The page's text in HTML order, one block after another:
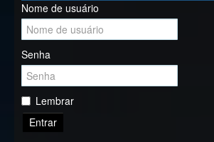
Competições
Comunidade
Notícias
Clubes Livres
Nome de usuário
Senha
Lembrar
Entrar